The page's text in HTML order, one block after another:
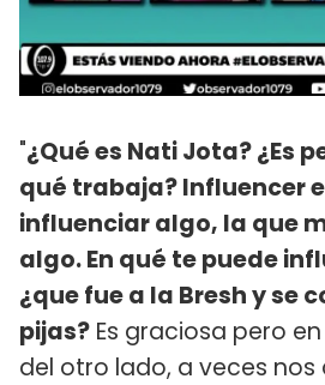
"¿Qué es Nati Jota? ¿Es
qué trabaja? Influencer
influenciar algo, la que
algo. En qué te puede
¿que fue a la Bresh y se
pijas? Es graciosa pero
del otro lado, a veces nos